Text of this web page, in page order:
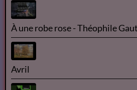
2018 ISANGYUN
Florian Pons
Concert | La Classe d'Excellence
Promotion V (Concert de clôture)